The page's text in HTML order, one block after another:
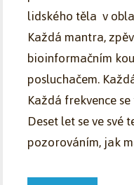
lidského těla v
Každá mantra,
bioinformačním
posluchačem.
Každá frekvence
Deset let se ve
pozorováním, jak